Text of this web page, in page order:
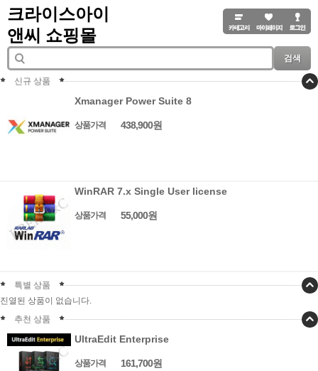
크라이스아이
앤씨 쇼핑몰
검색
신규 상품
Xmanager Power Suite 8
상품가격 438,900원
WinRAR 7.x Single User license
상품가격 55,000원
특별 상품
진열된 상품이 없습니다.
추천 상품
UltraEdit Enterprise
상품가격 161,700원